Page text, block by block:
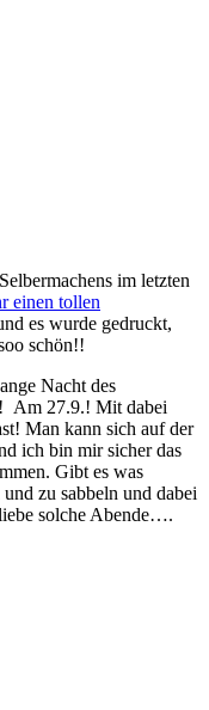
im letzten
einen tollen
es wurde gedruckt,
schön!!
Nacht des
Am 27.9.! Mit dabei
Man kann sich auf der
ich bin mir sicher das
Gibt es was
zu sabbeln und dabei
solche Abende….